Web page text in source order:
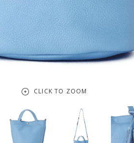
CLICK TO ZOOM